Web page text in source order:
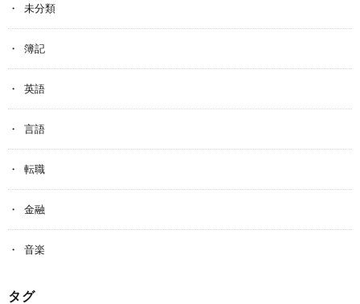
未分類
簿記
英語
言語
転職
金融
音楽
タグ